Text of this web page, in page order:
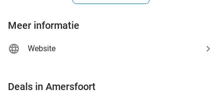
Meer informatie
Website
Deals in Amersfoort